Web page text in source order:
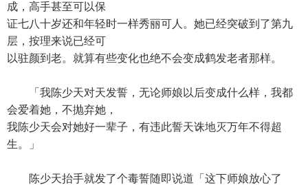
成，高手甚至可以保
证七八十岁还和年轻时一样秀丽可人。她已经突破到了第九
层，按理来说已经可
以驻颜到老。就算有些变化也绝不会变成鹤发老者那样。
「我陈少天对天发誓，无论师娘以后变成什么样，我都
会爱着她，不抛弃她，
我陈少天会对她好一辈子，有违此誓天诛地灭万年不得超
生。」
陈少天抬手就发了个毒誓随即说道「这下师娘放心了